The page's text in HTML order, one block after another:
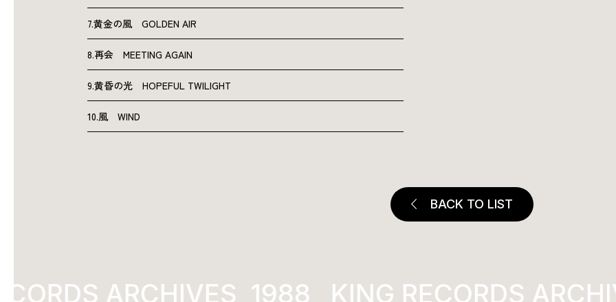
7.黄金の風 GOLDEN AIR
8.再会 MEETING AGAIN
9.黄昏の光 HOPEFUL TWILIGHT
10.風 WIND
BACK TO LIST
ARCHIVES KING RECORDS